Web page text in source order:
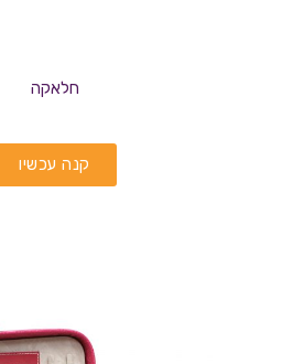
חלאקה
קנה עכשיו